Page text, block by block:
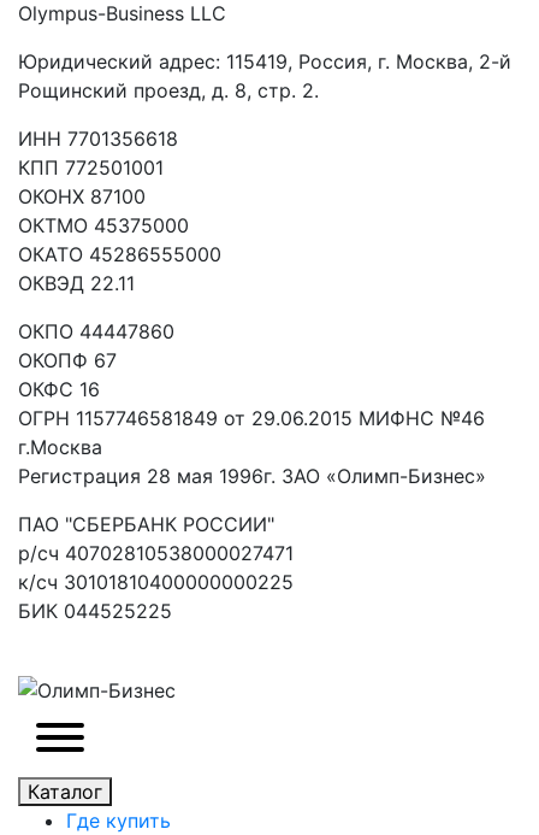
Olympus-Business LLC
Юридический адрес: 115419, Россия, г. Москва, 2-й
Рощинский проезд, д. 8, стр. 2.
ИНН 7701356618
КПП 772501001
ОКОНХ 87100
ОКТМО 45375000
ОКАТО 45286555000
ОКВЭД 22.11
ОКПО 44447860
ОКОПФ 67
ОКФС 16
ОГРН 1157746581849 от 29.06.2015 МИФНС №46
г.Москва
Регистрация 28 мая 1996г. ЗАО «Олимп-Бизнес»
ПАО "СБЕРБАНК РОССИИ"
р/сч 40702810538000027471
к/сч 30101810400000000225
БИК 044525225
Каталог
Где купить